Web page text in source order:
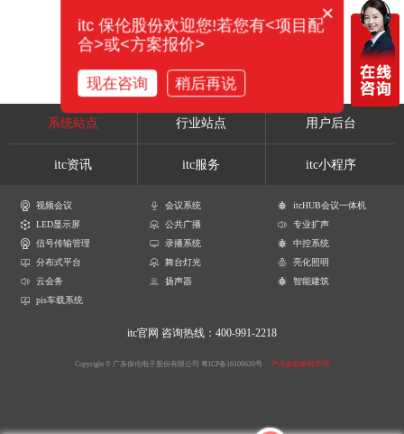
系统站点 行业站点 用户后台
itc资讯 itc服务 itc小程序
视频会议 会议系统
itcHUB会议一体机
LED显示屏
公共广播
专业扩声
信号传输管理
录播系统
中控系统
分布式平台
舞台灯光
亮化照明
云会务
扬声器
智能建筑
pis车载系统
itc官网 咨询热线：400-991-2218
Copyright © 广东保伦电子股份有限公司 粤ICP备16106620号 产品参数解释声明
×
itc 保伦股份欢迎您!若您有<项目配
合>或<方案报价>
现在咨询 稍后再说